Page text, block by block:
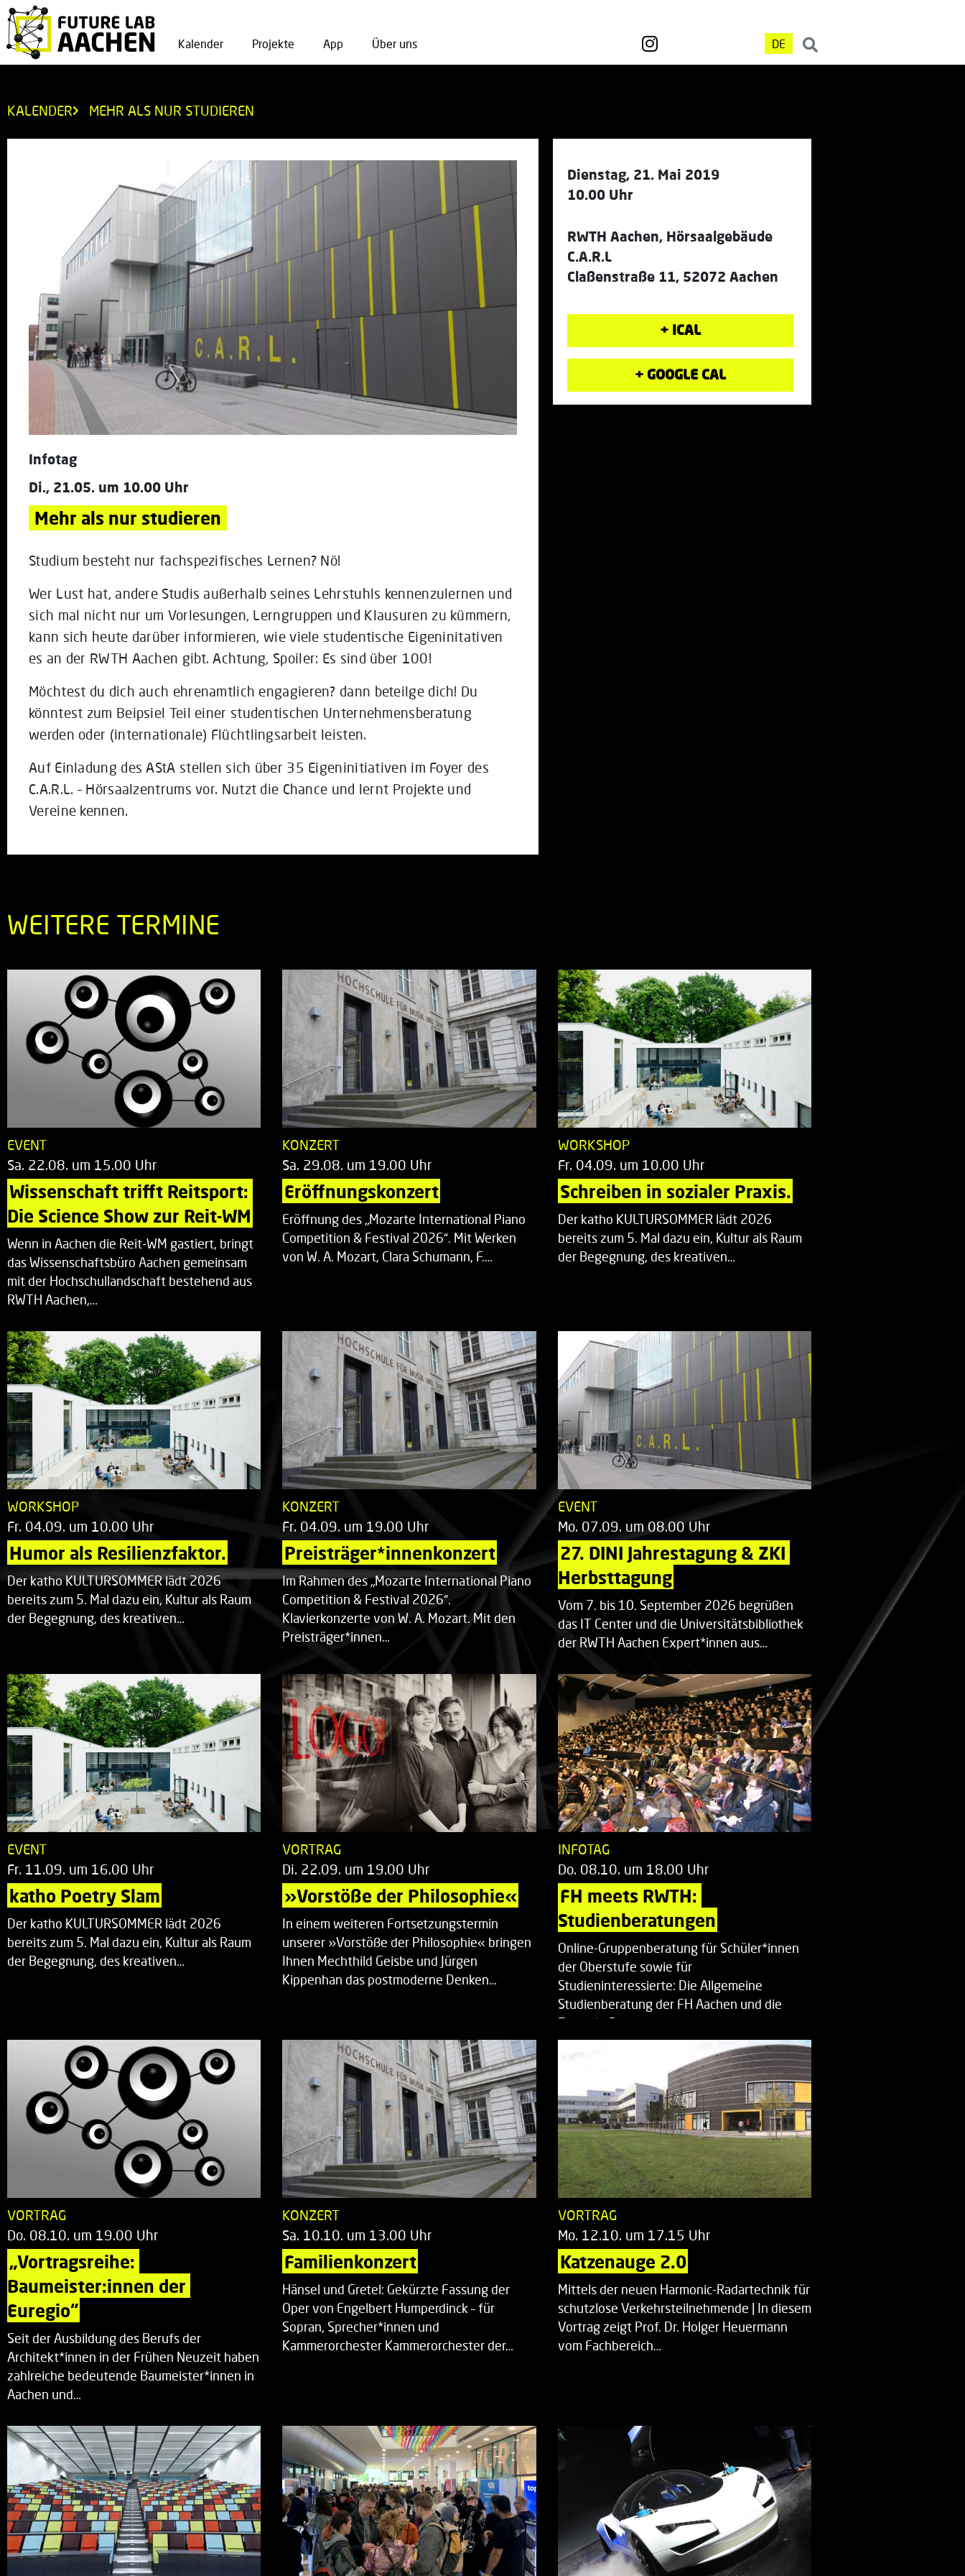
Kalender Projekte App Über uns DE
KALENDER MEHR ALS NUR STUDIEREN
Infotag
Di., 21.05. um 10.00 Uhr
Mehr als nur studieren
Studium besteht nur fachspezifisches Lernen? Nö!
Wer Lust hat, andere Studis außerhalb seines Lehrstuhls kennenzulernen und
sich mal nicht nur um Vorlesungen, Lerngruppen und Klausuren zu kümmern,
kann sich heute darüber informieren, wie viele studentische Eigeninitativen
es an der RWTH Aachen gibt. Achtung, Spoiler: Es sind über 100!
Möchtest du dich auch ehrenamtlich engagieren? dann beteilge dich! Du
könntest zum Beipsiel Teil einer studentischen Unternehmensberatung
werden oder (internationale) Flüchtlingsarbeit leisten.
Auf Einladung des AStA stellen sich über 35 Eigeninitiativen im Foyer des
C.A.R.L. – Hörsaalzentrums vor. Nutzt die Chance und lernt Projekte und
Vereine kennen.
Dienstag, 21. Mai 2019
10.00 Uhr
RWTH Aachen, Hörsaalgebäude
C.A.R.L
Claßenstraße 11, 52072 Aachen
+ ICAL
+ GOOGLE CAL
WEITERE TERMINE
EVENT
Sa. 22.08. um 15.00 Uhr
Wissenschaft trifft Reitsport:
Die Science Show zur Reit-WM
Wenn in Aachen die Reit-WM gastiert, bringt
das Wissenschaftsbüro Aachen gemeinsam
mit der Hochschullandschaft bestehend aus
RWTH Aachen,…
KONZERT
Sa. 29.08. um 19.00 Uhr
Eröffnungskonzert
Eröffnung des „Mozarte International Piano
Competition & Festival 2026“. Mit Werken
von W. A. Mozart, Clara Schumann, F.…
WORKSHOP
Fr. 04.09. um 10.00 Uhr
Schreiben in sozialer Praxis.
Der katho KULTURSOMMER lädt 2026
bereits zum 5. Mal dazu ein, Kultur als Raum
der Begegnung, des kreativen…
WORKSHOP
Fr. 04.09. um 10.00 Uhr
Humor als Resilienzfaktor.
Der katho KULTURSOMMER lädt 2026
bereits zum 5. Mal dazu ein, Kultur als Raum
der Begegnung, des kreativen…
KONZERT
Fr. 04.09. um 19.00 Uhr
Preisträger*innenkonzert
Im Rahmen des „Mozarte International Piano
Competition & Festival 2026“.
Klavierkonzerte von W. A. Mozart. Mit den
Preisträger*innen…
EVENT
Mo. 07.09. um 08.00 Uhr
27. DINI Jahrestagung & ZKI
Herbsttagung
Vom 7. bis 10. September 2026 begrüßen
das IT Center und die Universitätsbibliothek
der RWTH Aachen Expert*innen aus…
EVENT
Fr. 11.09. um 16.00 Uhr
katho Poetry Slam
Der katho KULTURSOMMER lädt 2026
bereits zum 5. Mal dazu ein, Kultur als Raum
der Begegnung, des kreativen…
VORTRAG
Di. 22.09. um 19.00 Uhr
»Vorstöße der Philosophie«
In einem weiteren Fortsetzungstermin
unserer »Vorstöße der Philosophie« bringen
Ihnen Mechthild Geisbe und Jürgen
Kippenhan das postmoderne Denken…
INFOTAG
Do. 08.10. um 18.00 Uhr
FH meets RWTH:
Studienberatungen
Online-Gruppenberatung für Schüler*innen
der Oberstufe sowie für
Studieninteressierte: Die Allgemeine
Studienberatung der FH Aachen und die
Zentrale Studienberatung…
VORTRAG
Do. 08.10. um 19.00 Uhr
„Vortragsreihe:
Baumeister:innen der
Euregio“
Seit der Ausbildung des Berufs der
Architekt*innen in der Frühen Neuzeit haben
zahlreiche bedeutende Baumeister*innen in
Aachen und…
KONZERT
Sa. 10.10. um 13.00 Uhr
Familienkonzert
Hänsel und Gretel: Gekürzte Fassung der
Oper von Engelbert Humperdinck – für
Sopran, Sprecher*innen und
Kammerorchester Kammerorchester der…
VORTRAG
Mo. 12.10. um 17.15 Uhr
Katzenauge 2.0
Mittels der neuen Harmonic-Radartechnik für
schutzlose Verkehrsteilnehmende | In diesem
Vortrag zeigt Prof. Dr. Holger Heuermann
vom Fachbereich…